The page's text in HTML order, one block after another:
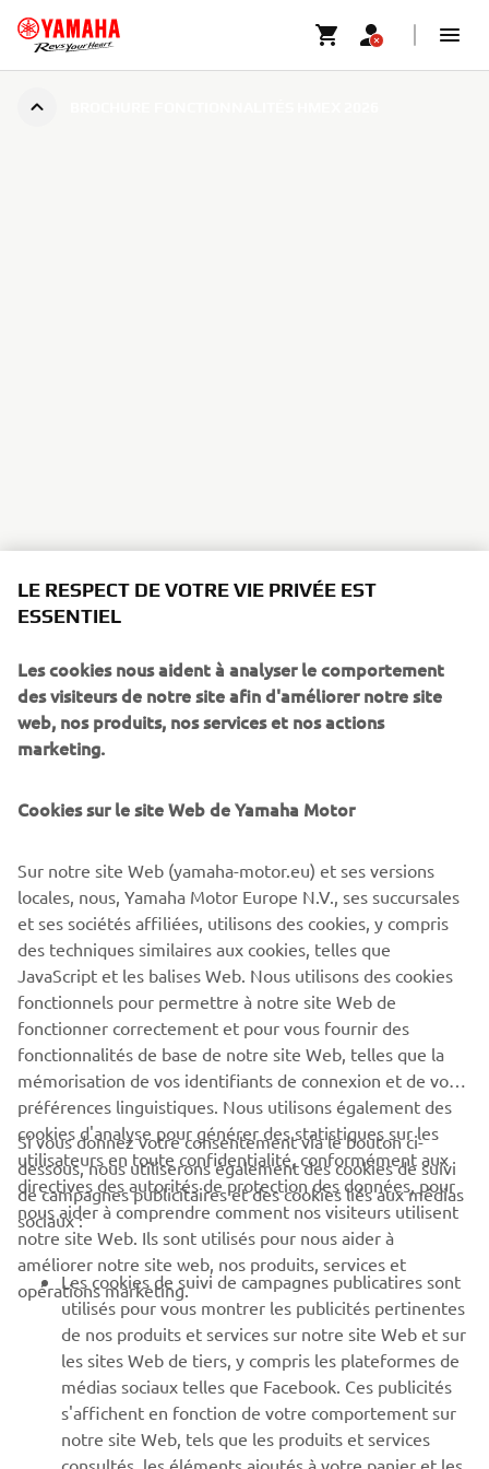
LE RESPECT DE VOTRE VIE PRIVÉE EST
ESSENTIEL
Les cookies nous aident à analyser le comportement
des visiteurs de notre site afin d'améliorer notre site
web, nos produits, nos services et nos actions
marketing.
Cookies sur le site Web de Yamaha Motor
Sur notre site Web (yamaha-motor.eu) et ses versions
locales, nous, Yamaha Motor Europe N.V., ses succursales
et ses sociétés affiliées, utilisons des cookies, y compris
des techniques similaires aux cookies, telles que
JavaScript et les balises Web. Nous utilisons des cookies
fonctionnels pour permettre à notre site Web de
fonctionner correctement et pour vous fournir des
fonctionnalités de base de notre site Web, telles que la
mémorisation de vos identifiants de connexion et de vos
préférences linguistiques. Nous utilisons également des
cookies d'analyse pour générer des statistiques sur les
utilisateurs en toute confidentialité, conformément aux
directives des autorités de protection des données, pour
nous aider à comprendre comment nos visiteurs utilisent
notre site Web. Ils sont utilisés pour nous aider à
améliorer notre site web, nos produits, services et
opérations marketing.
Si vous donnez votre consentement via le bouton ci-
dessous, nous utiliserons également des cookies de suivi
de campagnes publicitaires et des cookies liés aux médias
sociaux :
Les cookies de suivi de campagnes publicatires sont
utilisés pour vous montrer les publicités pertinentes
de nos produits et services sur notre site Web et sur
les sites Web de tiers, y compris les plateformes de
médias sociaux telles que Facebook. Ces publicités
s'affichent en fonction de votre comportement sur
notre site Web, tels que les produits et services
consultés, les éléments ajoutés à votre panier et les